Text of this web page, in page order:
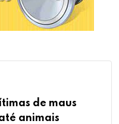
de maus
animais